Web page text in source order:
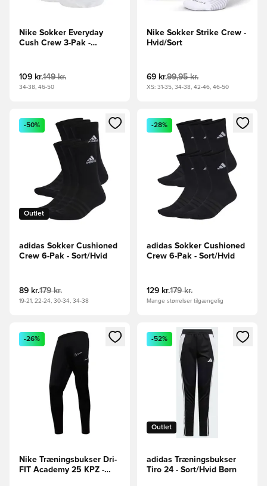
Nike Sokker Everyday
Cush Crew 3-Pak -
109 kr.149 kr.
34-38, 46-50
Nike Sokker Strike Crew -
Hvid/Sort
69 kr.99,95 kr.
XS: 31-35, 34-38, 42-46, 46-50
Åbner en Modal til at logge ind eller tilmelde dig som
Outlet
-50%
adidas Sokker Cushioned
Crew 6-Pak - Sort/Hvid
89 kr.179 kr.
19-21, 22-24, 30-34, 34-38
Åbner en Modal til at logge
-28%
adidas Sokker Cushioned
Crew 6-Pak - Sort/Hvid
129 kr.179 kr.
Mange størrelser tilgængelig
Åbner en Modal til at logge ind eller tilmelde dig som
-26%
Nike Træningsbukser Dri-
FIT Academy 25 KPZ -
Åbner en Modal til at logge
Outlet
-52%
adidas Træningsbukser
Tiro 24 - Sort/Hvid Børn